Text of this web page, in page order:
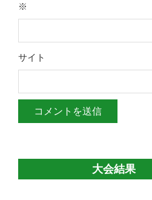
※
サイト
大会結果